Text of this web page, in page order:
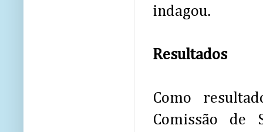
indagou.
Resultados
Como
Comissão de